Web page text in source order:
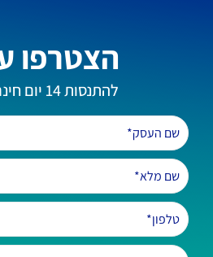
הצטרפו
להתנסות 14 יום חינם הירשמו